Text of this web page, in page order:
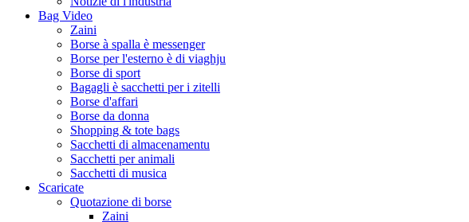
Bag Video
Zaini
Borse à spalla è messenger
Borse per l'esterno è di viaghju
Borse di sport
Bagagli è sacchetti per i zitelli
Borse d'affari
Borse da donna
Shopping & tote bags
Sacchetti di almacenamentu
Sacchetti per animali
Sacchetti di musica
Scaricate
Quotazione di borse
Zaini